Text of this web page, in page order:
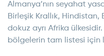
Almanya’nın seyahat
Birleşik Krallık,
dokuz ayrı Afrika
bölgelerin tam listesi için